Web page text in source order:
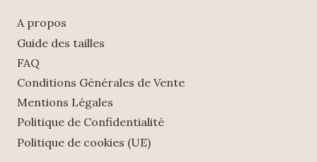
A propos
Guide des tailles
FAQ
Conditions Générales de Vente
Mentions Légales
Politique de Confidentialité
Politique de cookies (UE)